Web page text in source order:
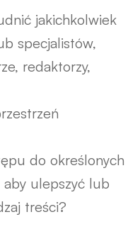
jakichkolwiek
specjalistów,
redaktorzy,
do określonych
ulepszyć lub
treści?